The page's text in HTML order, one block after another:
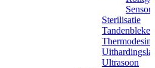
Sterilisatie
Tandenbleken
Ultrasoon